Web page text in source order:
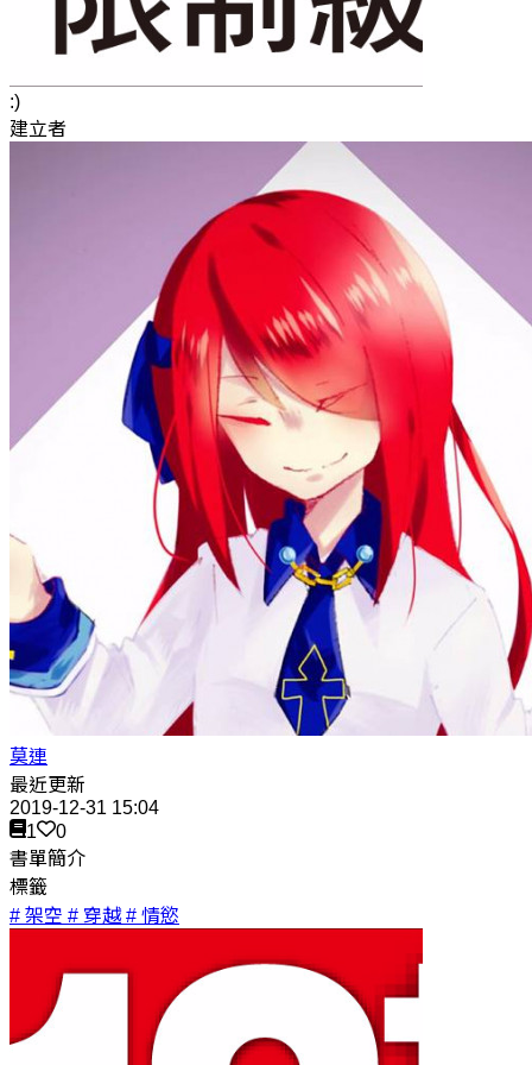
:)
建立者
莫連
最近更新
2019-12-31 15:04
1
0
書單簡介
標籤
# 架空 # 穿越# 情慾